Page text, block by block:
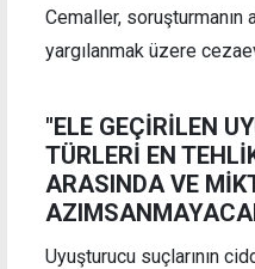
Cemaller, soruşturmanın
yargılanmak üzere
"ELE GEÇİRİLEN
TÜRLERİ EN
ARASINDA VE
Uyuşturucu suçlarının